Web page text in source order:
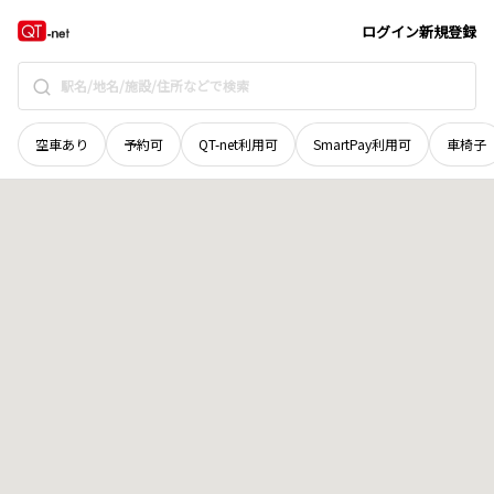
ログイン新規登録
空車あり 予約可 QT-net利用可 SmartPay利用可 車椅子
秋田県